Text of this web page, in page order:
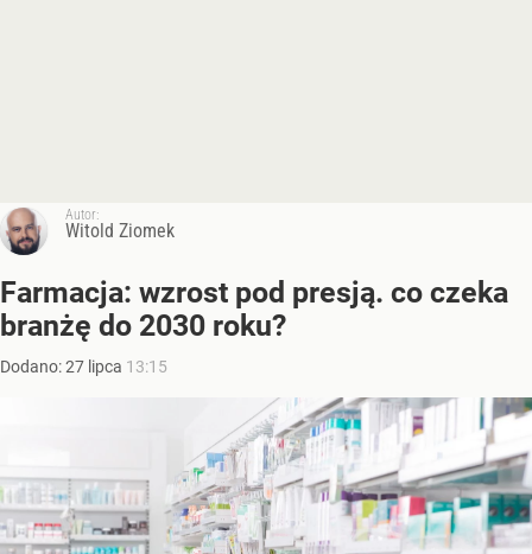
Autor:
Witold Ziomek
Farmacja: wzrost pod presją. co czeka
branżę do 2030 roku?
Dodano:27 lipca 13:15